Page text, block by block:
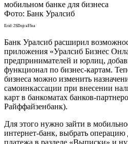
Фото: Банк Уралсиб
Erid: 2SDnjcaFJea
Банк Уралсиб расширил
приложения «Уралсиб Бизнес
предпринимателей и юрлиц,
функционал по бизнес-картам.
бизнеса можно изменить
самоинкассации при внесении
карт в банкоматах банков-
Райффайзенбанк).
Для этого нужно зайти в
интернет-банк, выбрать операцию
платежа в разделе «Выписки» и